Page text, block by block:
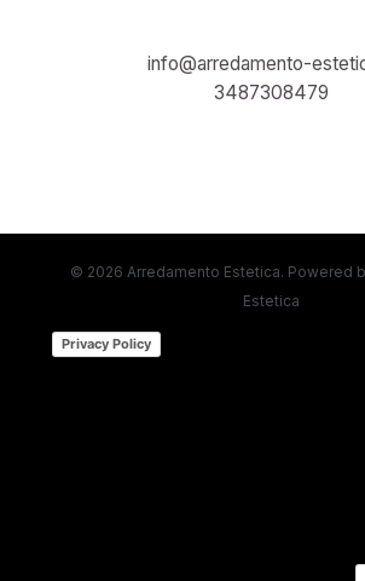
info@arredamento-
3487308479
© 2026 Arredamento Estetica. Powered
Estetica
Privacy Policy